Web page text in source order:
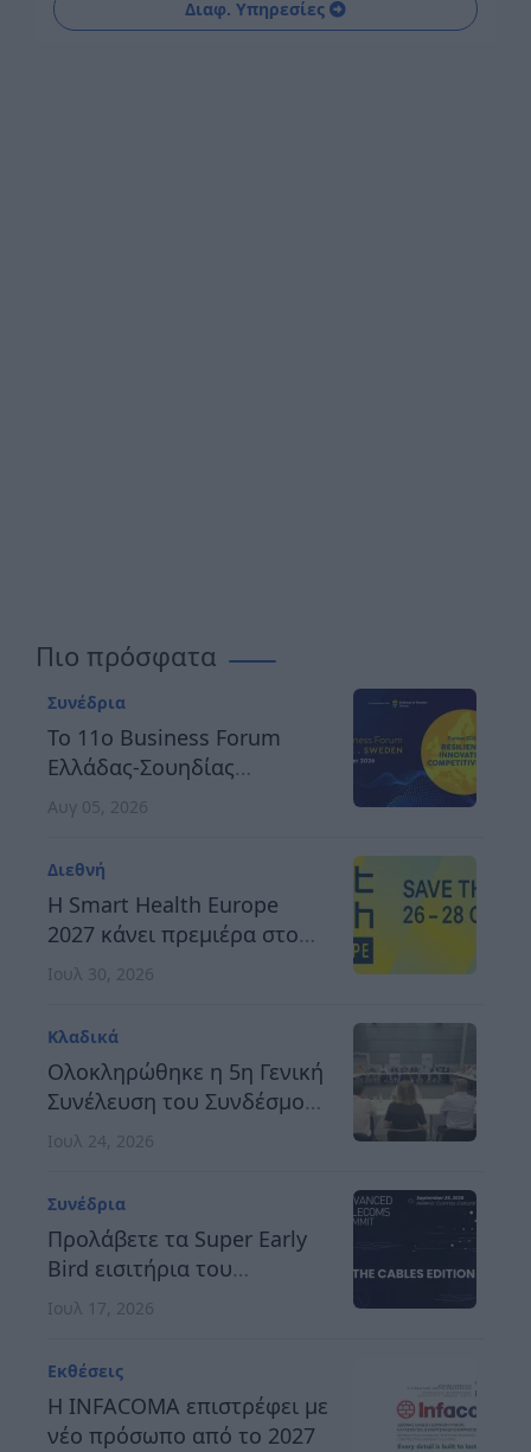
Διαφ. Υπηρεσίες
Πιο πρόσφατα
Συνέδρια
Το 11ο Business Forum
Ελλάδας-Σουηδίας
αναδεικνύει τον δρόμο
καινοτόμο και
ανταγωνιστική Ευρώπη
Αυγ 05, 2026
Διεθνή
H Smart Health Europe
2027 κάνει πρεμιέρα στο
Βερολίνο, στις 26 έως 28
Ιουλ 30, 2026
Κλαδικά
Ολοκληρώθηκε η 5η Γενική
Συνέλευση του Συνδέσμου
Οργανωτών &
Ελλάδος
Ιουλ 24, 2026
Συνέδρια
Προλάβετε τα Super Early
Bird εισιτήρια του
Advanced Telecoms
Ιουλ 17, 2026
Εκθέσεις
Η INFACOMA επιστρέφει με
νέο πρόσωπο από το 2027